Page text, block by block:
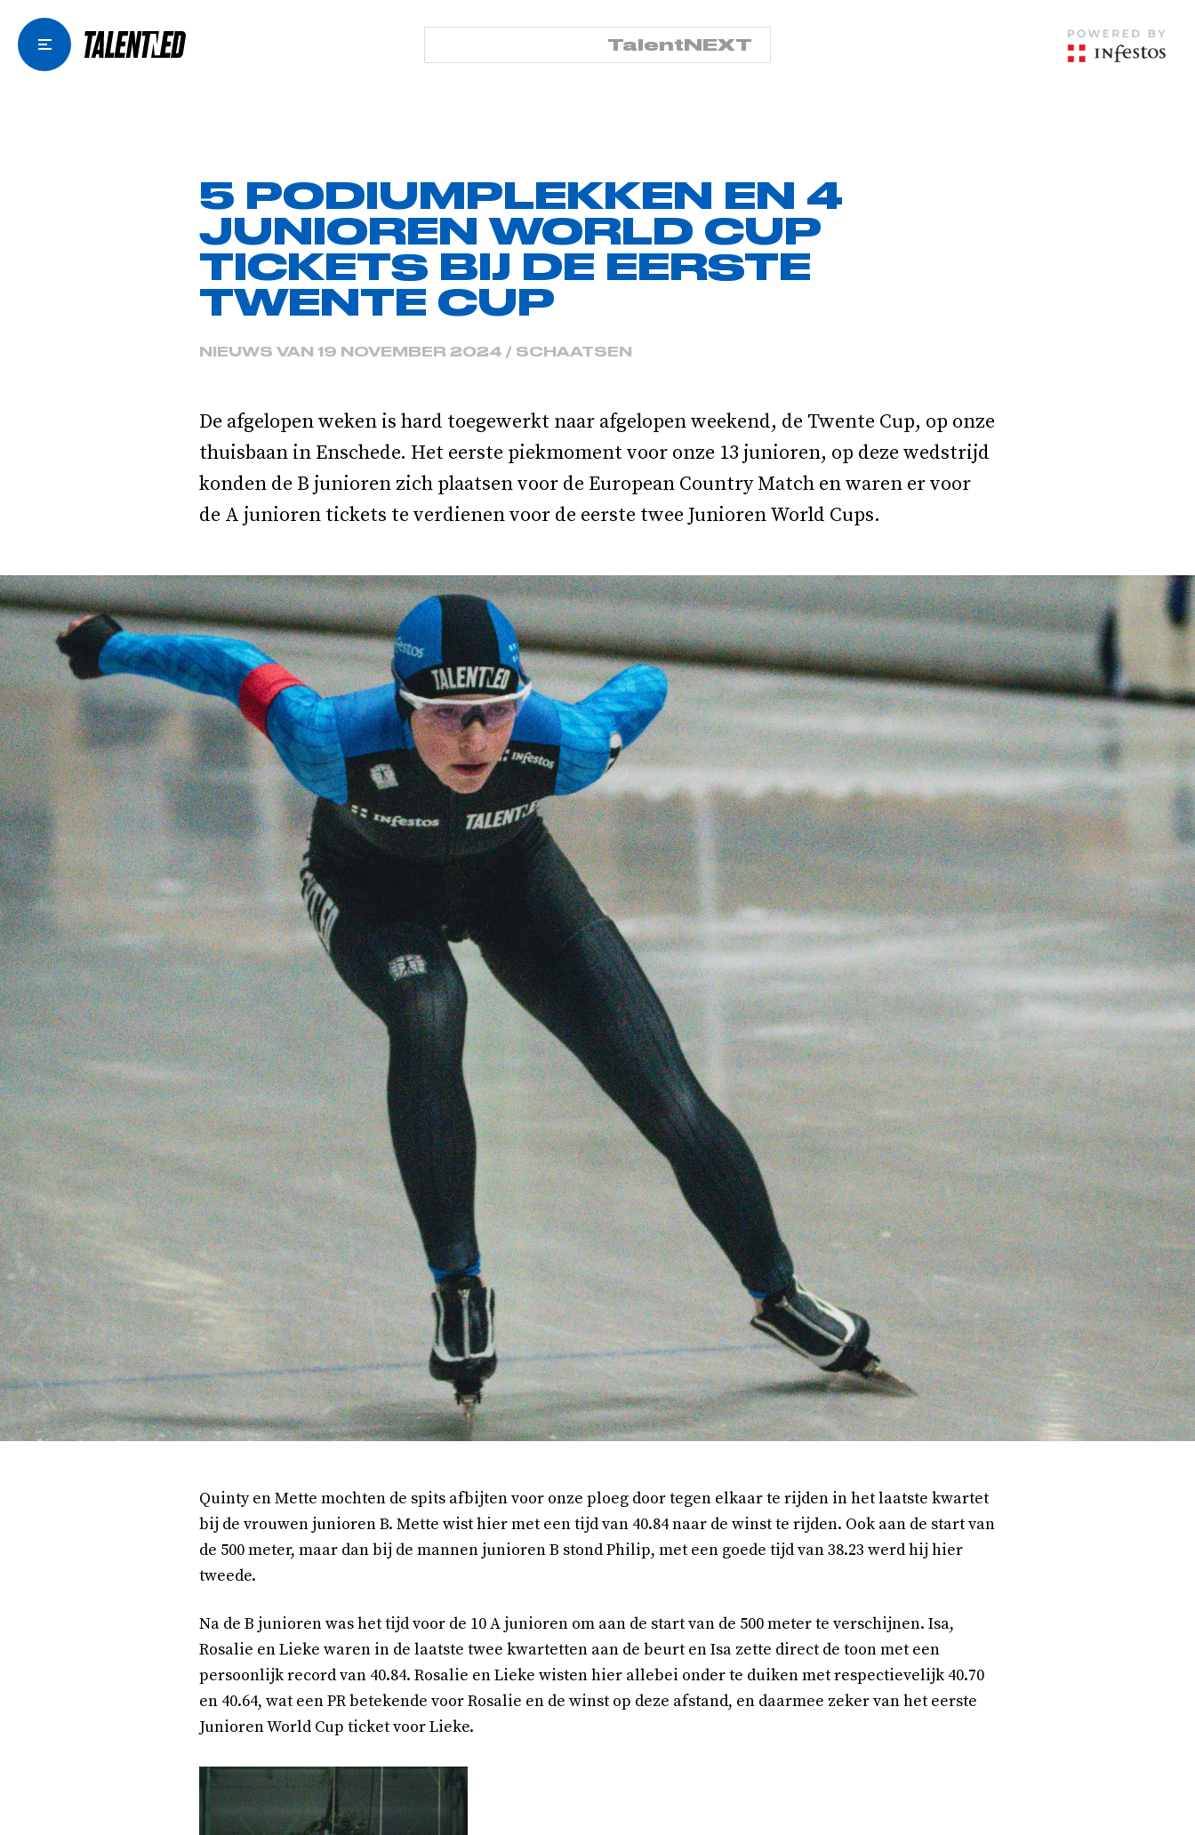
TalentNEXT
5 PODIUMPLEKKEN EN 4
JUNIOREN WORLD CUP
TICKETS BIJ DE EERSTE
TWENTE CUP
NIEUWS VAN 19 NOVEMBER 2024 / SCHAATSEN
De afgelopen weken is hard toegewerkt naar afgelopen weekend, de Twente Cup, op onze
thuisbaan in Enschede. Het eerste piekmoment voor onze 13 junioren, op deze wedstrijd
konden de B junioren zich plaatsen voor de European Country Match en waren er voor
de A junioren tickets te verdienen voor de eerste twee Junioren World Cups.
Quinty en Mette mochten de spits afbijten voor onze ploeg door tegen elkaar te rijden in het laatste kwartet
bij de vrouwen junioren B. Mette wist hier met een tijd van 40.84 naar de winst te rijden. Ook aan de start van
de 500 meter, maar dan bij de mannen junioren B stond Philip, met een goede tijd van 38.23 werd hij hier
tweede.
Na de B junioren was het tijd voor de 10 A junioren om aan de start van de 500 meter te verschijnen. Isa,
Rosalie en Lieke waren in de laatste twee kwartetten aan de beurt en Isa zette direct de toon met een
persoonlijk record van 40.84. Rosalie en Lieke wisten hier allebei onder te duiken met respectievelijk 40.70
en 40.64, wat een PR betekende voor Rosalie en de winst op deze afstand, en daarmee zeker van het eerste
Junioren World Cup ticket voor Lieke.